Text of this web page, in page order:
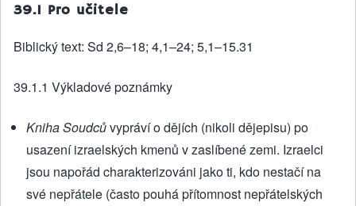
39.1 Pro učitele
Biblický text: Sd 2,6–18; 4,1–24; 5,1–15.31
39.1.1 Výkladové poznámky
Kniha Soudcůvypráví o dějích (nikoli dějepisu) po
usazení izraelských kmenů v zaslíbené zemi. Izraelci
jsou napořád charakterizováni jako ti, kdo nestačí na
své nepřátele (často pouhá přítomnost nepřátelských